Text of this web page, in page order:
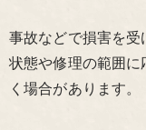
事故などで損害を
状態や修理の範囲
く場合があります。